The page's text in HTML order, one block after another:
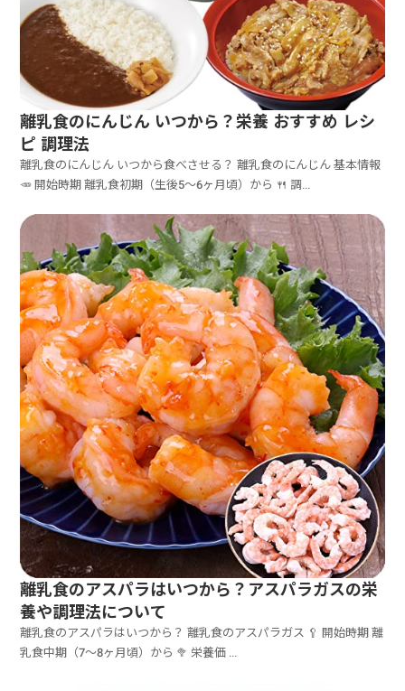
離乳食のにんじん いつから？栄養 おすすめ レシ
ピ 調理法
離乳食のにんじん いつから食べさせる？ 離乳食のにんじん 基本情報
🥕 開始時期 離乳食初期（生後5～6ヶ月頃）から 🍴 調...
離乳食のアスパラはいつから？アスパラガスの栄
養や調理法について
離乳食のアスパラはいつから？ 離乳食のアスパラガス 🥄 開始時期 離
乳食中期（7〜8ヶ月頃）から 🥦 栄養価 ...